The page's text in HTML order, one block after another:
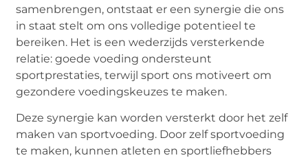
samenbrengen, ontstaat er een synergie die ons
in staat stelt om ons volledige potentieel te
bereiken. Het is een wederzijds versterkende
relatie: goede voeding ondersteunt
sportprestaties, terwijl sport ons motiveert om
gezondere voedingskeuzes te maken.
Deze synergie kan worden versterkt door het zelf
maken van sportvoeding. Door zelf sportvoeding
te maken, kunnen atleten en sportliefhebbers